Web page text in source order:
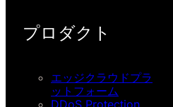
プロダクト
エッジクラウドプラ
ットフォーム
DDoS Protection